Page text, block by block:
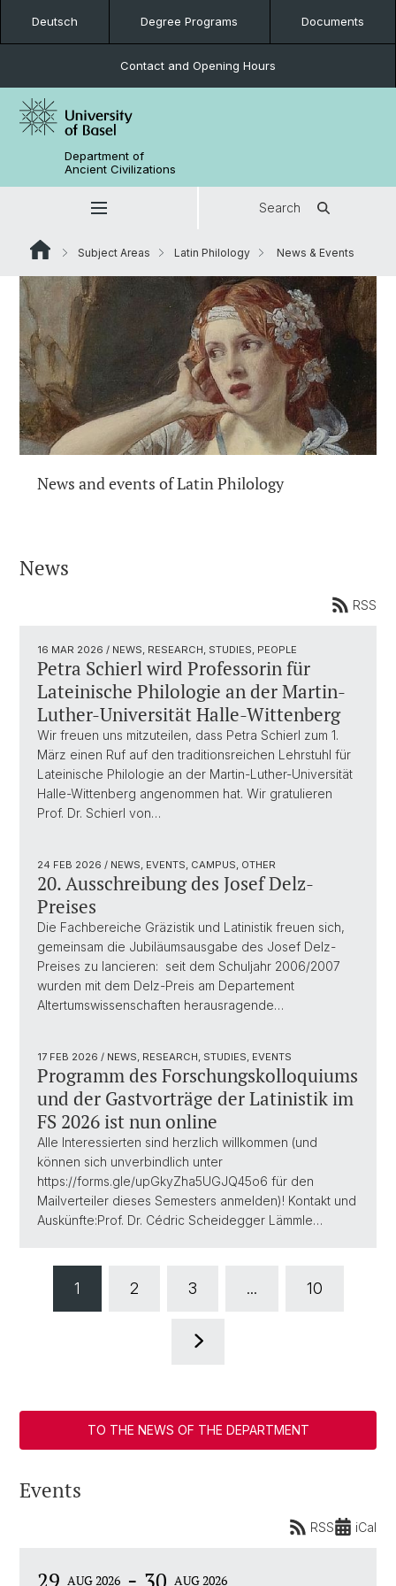
Deutsch Degree Programs Documents
Contact and Opening Hours
Department of
Ancient Civilizations
Search
Subject Areas Latin Philology News & Events
News and events of Latin Philology
News
RSS
16 MAR 2026 / NEWS, RESEARCH, STUDIES, PEOPLE
Petra Schierl wird Professorin für
Lateinische Philologie an der Martin-
Luther-Universität Halle-Wittenberg
Wir freuen uns mitzuteilen, dass Petra Schierl zum 1.
März einen Ruf auf den traditionsreichen Lehrstuhl für
Lateinische Philologie an der Martin-Luther-Universität
Halle-Wittenberg angenommen hat. Wir gratulieren
Prof. Dr. Schierl von…
24 FEB 2026 / NEWS, EVENTS, CAMPUS, OTHER
20. Ausschreibung des Josef Delz-
Preises
Die Fachbereiche Gräzistik und Latinistik freuen sich,
gemeinsam die Jubiläumsausgabe des Josef Delz-
Preises zu lancieren: seit dem Schuljahr 2006/2007
wurden mit dem Delz-Preis am Departement
Altertumswissenschaften herausragende…
17 FEB 2026 / NEWS, RESEARCH, STUDIES, EVENTS
Programm des Forschungskolloquiums
und der Gastvorträge der Latinistik im
FS 2026 ist nun online
Alle Interessierten sind herzlich willkommen (und
können sich unverbindlich unter
https://forms.gle/upGkyZha5UGJQ45o6 für den
Mailverteiler dieses Semesters anmelden)! Kontakt und
Auskünfte:Prof. Dr. Cédric Scheidegger Lämmle…
1 2 3 ... 10
TO THE NEWS OF THE DEPARTMENT
Events
RSS iCal
29 AUG 2026 30 AUG 2026